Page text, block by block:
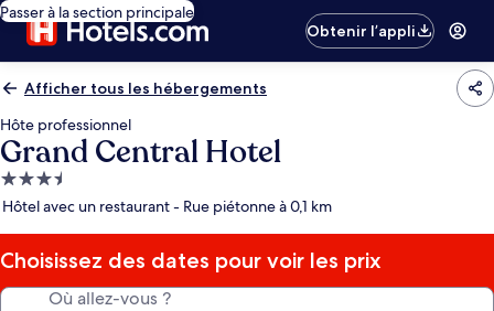
Passer à la section principale
Obtenir l’appli
Afficher tous les hébergements
Hôte professionnel
Grand Central Hotel
Hébergement
3.5 étoiles
Hôtel avec un restaurant - Rue piétonne à 0,1 km
Choisissez des dates pour voir les prix
Où allez-vous ?